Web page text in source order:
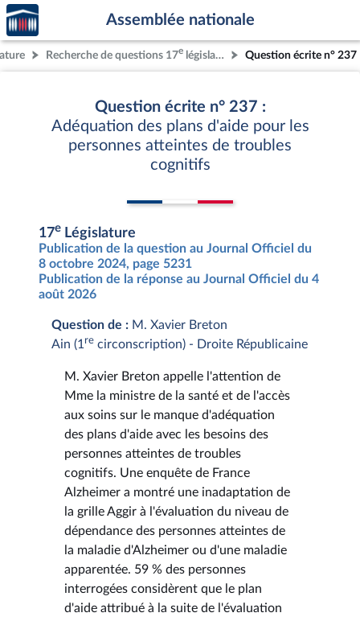
Aller au contenu
Aller en bas de la page
Accèder
à la
page
d'accueil
Assemblée nationale
Recherche de questions 17e législature Question écrite n° 237
Question écrite n° 237 :
Adéquation des plans d'aide pour les
personnes atteintes de troubles
cognitifs
17e Législature
Publication de la question au Journal Officiel du
8 octobre 2024, page 5231
Publication de la réponse au Journal Officiel du 4
août 2026
Question de : M. Xavier Breton
Ain (1 re circonscription) - Droite Républicaine
M. Xavier Breton appelle l'attention de
Mme la ministre de la santé et de l'accès
aux soins sur le manque d'adéquation
des plans d'aide avec les besoins des
personnes atteintes de troubles
cognitifs. Une enquête de France
Alzheimer a montré une inadaptation de
la grille Aggir à l'évaluation du niveau de
dépendance des personnes atteintes de
la maladie d'Alzheimer ou d'une maladie
apparentée. 59 % des personnes
interrogées considèrent que le plan
d'aide attribué à la suite de l'évaluation